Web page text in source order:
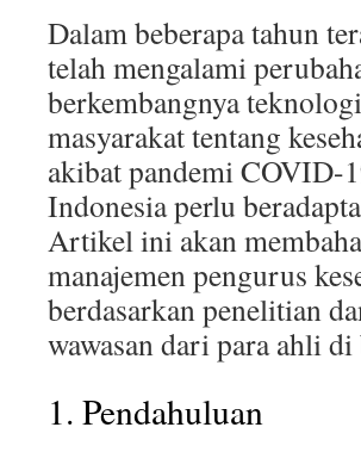
Dalam beberapa tahun
telah mengalami
berkembangnya
masyarakat tentang
akibat pandemi COVID-
Indonesia perlu
Artikel ini akan
manajemen pengurus
berdasarkan penelitian
wawasan dari para ahli
1. Pendahuluan